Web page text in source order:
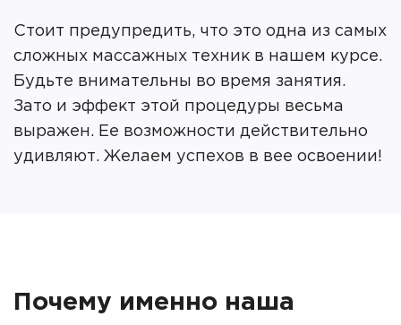
Стоит предупредить, что это одна из самых
сложных массажных техник в нашем курсе.
Будьте внимательны во время занятия.
Зато и эффект этой процедуры весьма
выражен. Ее возможности действительно
удивляют. Желаем успехов в вее освоении!
Почему именно наша